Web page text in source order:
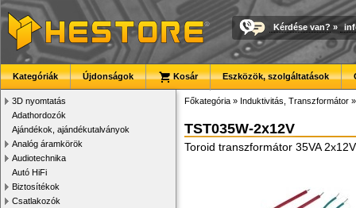
Kérdése van? »
Kategóriák Újdonságok Kosár Eszközök, szolgáltatások
3D nyomtatás
Adathordozók
Ajándékok, ajándékutalványok
Analóg áramkörök
Audiotechnika
Autó HiFi
Biztosítékok
Csatlakozók
Főkategória » Induktivitás, Transzformátor
TST035W-2x12V
Toroid transzformátor 35VA